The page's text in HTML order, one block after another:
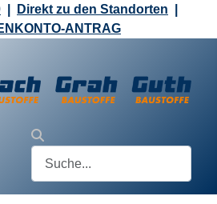
Direkt zu den Standorten
ANTRAG